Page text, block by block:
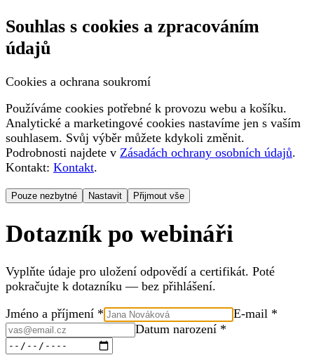
Souhlas s cookies a zpracováním
údajů
Cookies a ochrana soukromí
Používáme cookies potřebné k provozu webu a košíku.
Analytické a marketingové cookies nastavíme jen s vaším
souhlasem. Svůj výběr můžete kdykoli změnit.
Podrobnosti najdete v Zásadách ochrany osobních údajů.
Kontakt: Kontakt.
Pouze nezbytné Nastavit Přijmout vše
Dotazník po webináři
Vyplňte údaje pro uložení odpovědí a certifikát. Poté
pokračujte k dotazníku — bez přihlášení.
Jméno a příjmení *
E-mail *
Datum narození *